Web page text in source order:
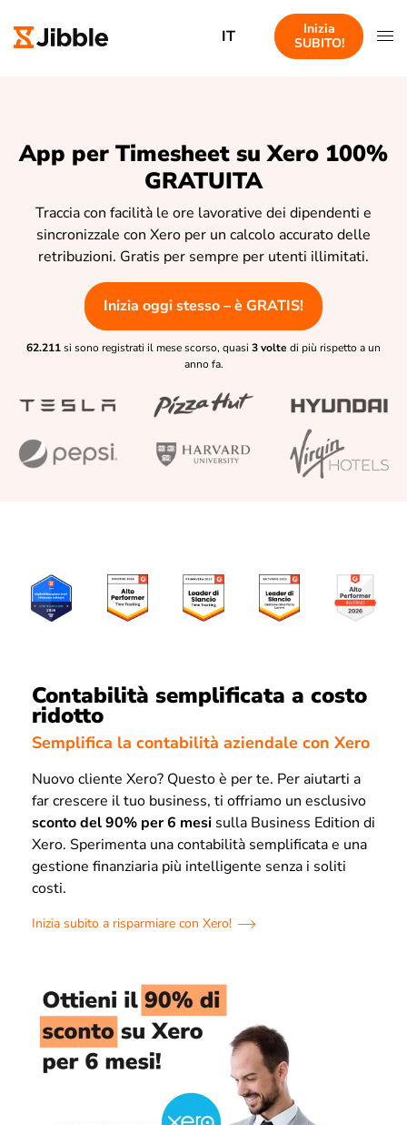
IT
Inizia
SUBITO!
App per Timesheet su Xero 100%
GRATUITA
Traccia con facilità le ore lavorative dei dipendenti e
sincronizzale con Xero per un calcolo accurato delle
retribuzioni. Gratis per sempre per utenti illimitati.
Inizia oggi stesso – è GRATIS!
62.211si sono registrati il mese scorso, quasi 3 volte di più rispetto a un
anno fa.
Contabilità semplificata a costo
ridotto
Semplifica la contabilità aziendale con Xero
Nuovo cliente Xero? Questo è per te. Per aiutarti a
far crescere il tuo business, ti offriamo un esclusivo
sconto del 90% per 6 mesi sulla Business Edition di
Xero. Sperimenta una contabilità semplificata e una
gestione finanziaria più intelligente senza i soliti
costi.
Inizia subito a risparmiare con Xero!